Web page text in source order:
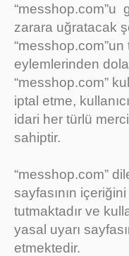
“messhop.com”u
zarara uğratacak
“messhop.com”un
eylemlerinden
“messhop.com”
iptal etme,
idari her türlü
sahiptir.
“messhop.com”
sayfasının
tutmaktadır ve
yasal uyarı
etmektedir.